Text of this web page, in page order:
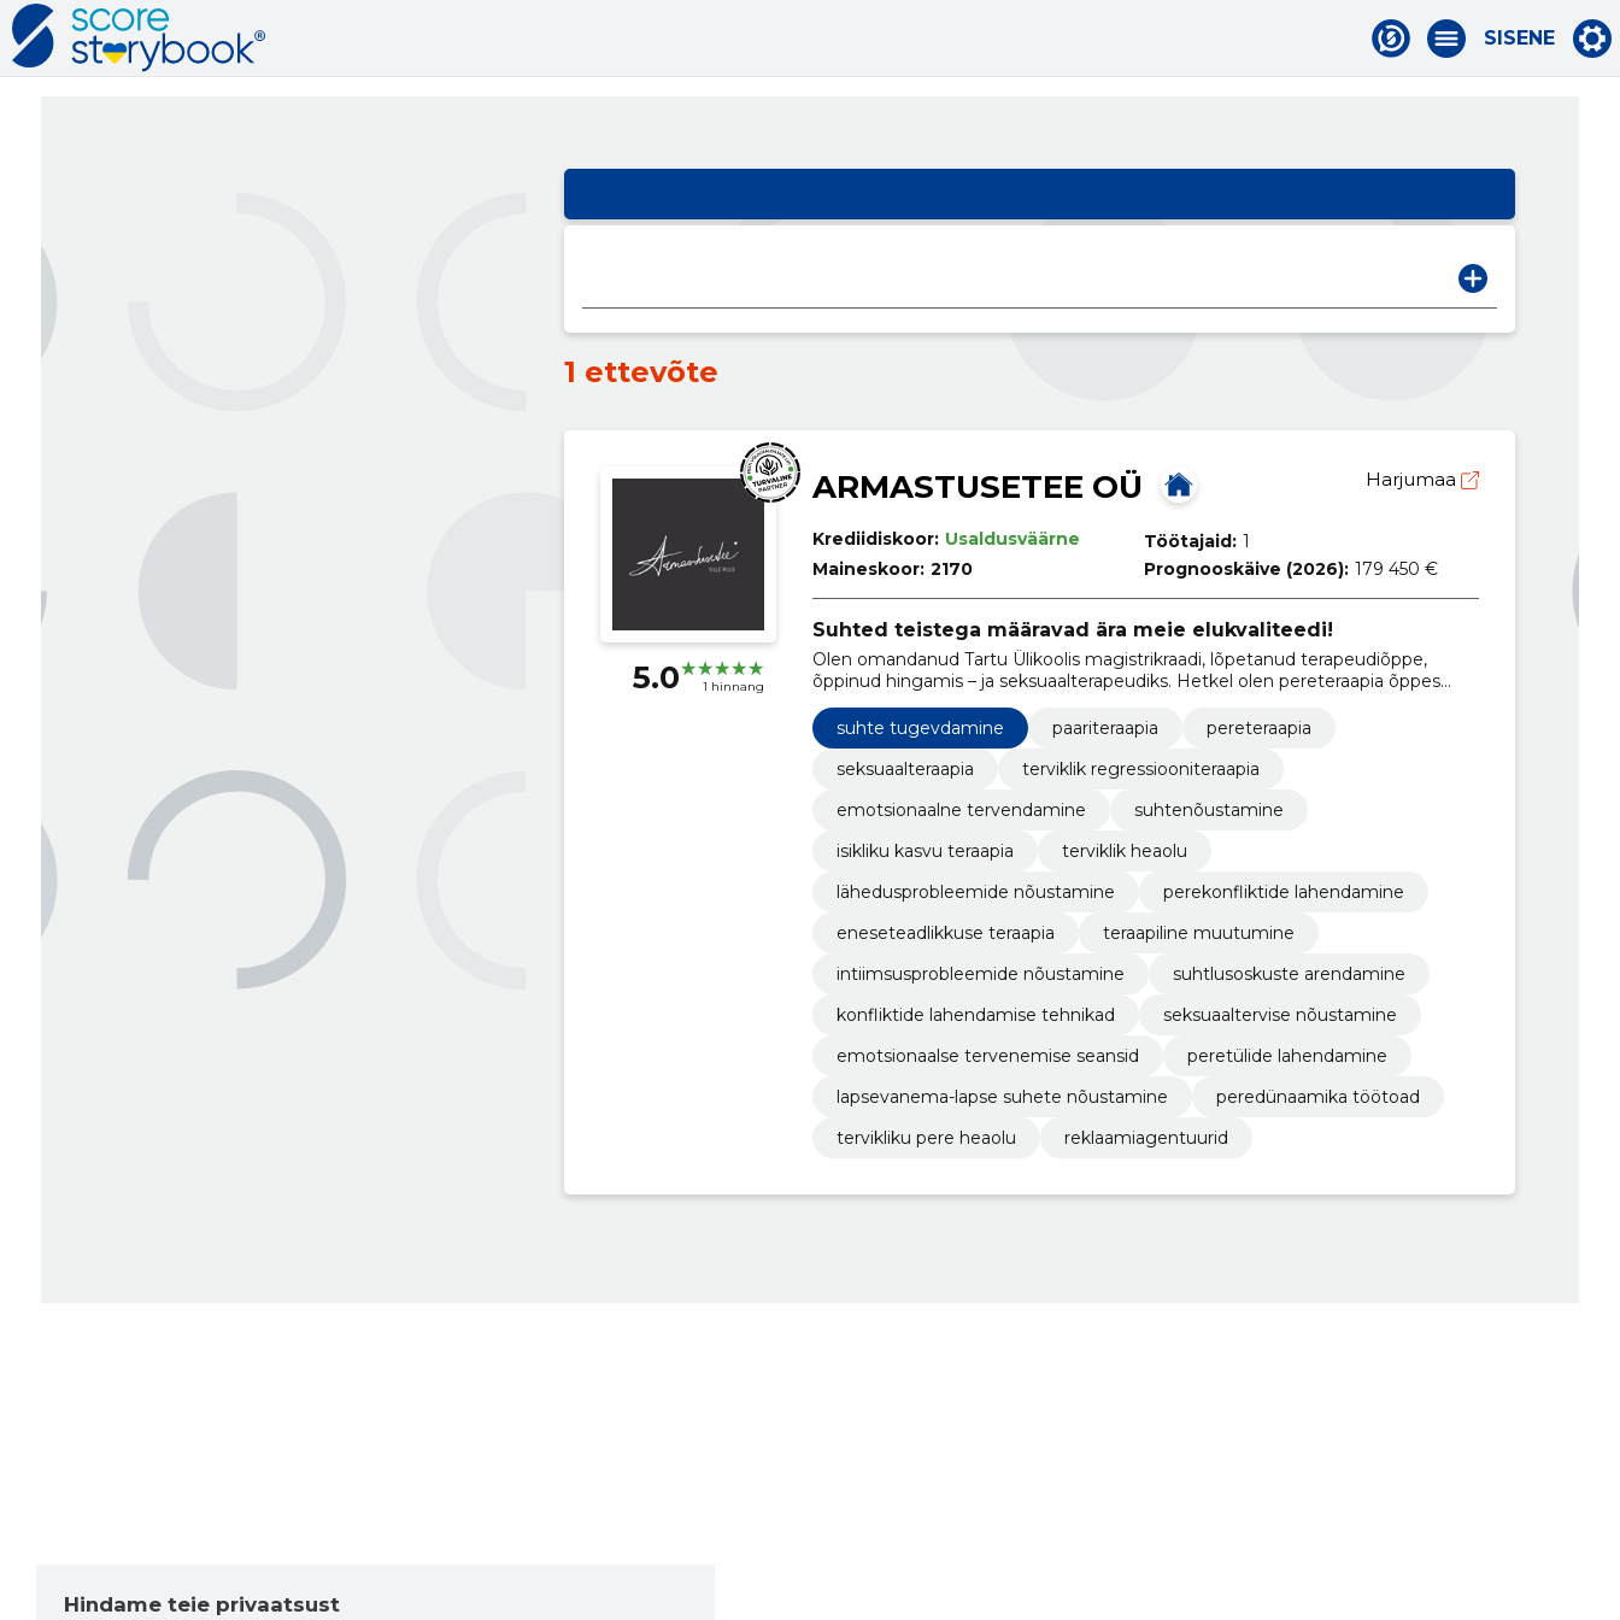
SISENE
1 ettevõte
5.0 1 hinnang
ARMASTUSETEE OÜ Harjumaa
Krediidiskoor: Usaldusväärne
Maineskoor: 2170
Töötajaid: 1
Prognooskäive (2026): 179 450 €
Suhted teistega määravad ära meie elukvaliteedi!
Olen omandanud Tartu Ülikoolis magistrikraadi, lõpetanud terapeudiõppe,
õppinud hingamis – ja seksuaalterapeudiks. Hetkel olen pereteraapia õppes
ning laiendanud oma teadmisi paariteraapia õppes. Ametlikult töötan
terapeudina juba 4 aastat.
suhte tugevdamine paariteraapia
pereteraapia
seksuaalteraapia
terviklik regressiooniteraapia
emotsionaalne tervendamine
suhtenõustamine
isikliku kasvu teraapia
terviklik heaolu
lähedusprobleemide nõustamine
perekonfliktide lahendamine
eneseteadlikkuse teraapia
teraapiline muutumine
intiimsusprobleemide nõustamine
suhtlusoskuste arendamine
konfliktide lahendamise tehnikad
seksuaaltervise nõustamine
emotsionaalse tervenemise seansid
peretülide lahendamine
lapsevanema-lapse suhete nõustamine
peredünaamika töötoad
tervikliku pere heaolu
reklaamiagentuurid
Hindame teie privaatsust